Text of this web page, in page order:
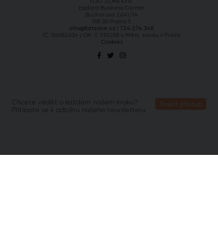
info@flatzone.cz
724 274 348
Cookies
Chcete vědět o každém našem kroku?
Přihlaste se k odběru našeho newsletteru
Získat přístup